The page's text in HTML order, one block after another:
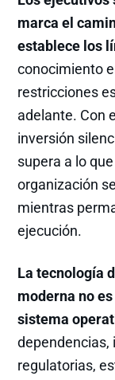
marca el
establece los
conocimiento
restricciones
adelante. Con
inversión
supera a lo
organización
mientras
ejecución.
La tecnología
moderna no
sistema
dependencias,
regulatorias,